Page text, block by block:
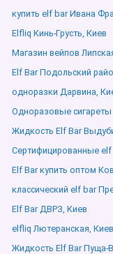
купить elf bar Ивана
Elfliq Кинь-Грусть, Киев
Магазин вейпов
Elf Bar Подольский
одноразки Дарвина,
Одноразовые
Жидкость Elf Bar
Сертифицированные elf
Elf Bar купить оптом
классический elf bar
Elf Bar ДВРЗ, Киев
elfliq Лютеранская, Киев
Жидкость Elf Bar Пуща-